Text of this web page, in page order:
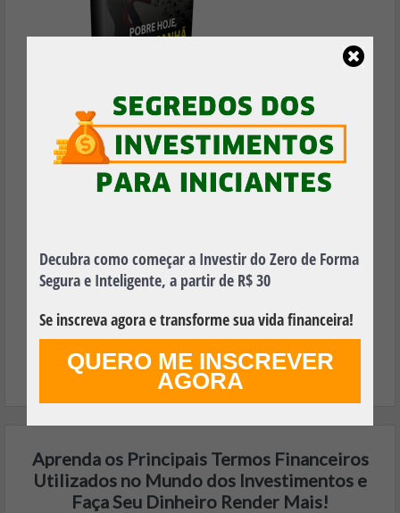
Decubra como começar a Investir do Zero de Forma
Segura e Inteligente, a partir de R$ 30
Se inscreva agora e transforme sua vida financeira!
QUERO ME INSCREVER
AGORA
Baixe Agora, é 100% Gratuito!
FAZER DOWNLOAD GRÁTIS
Aprenda os Principais Termos Financeiros
Utilizados no Mundo dos Investimentos e
Faça Seu Dinheiro Render Mais!